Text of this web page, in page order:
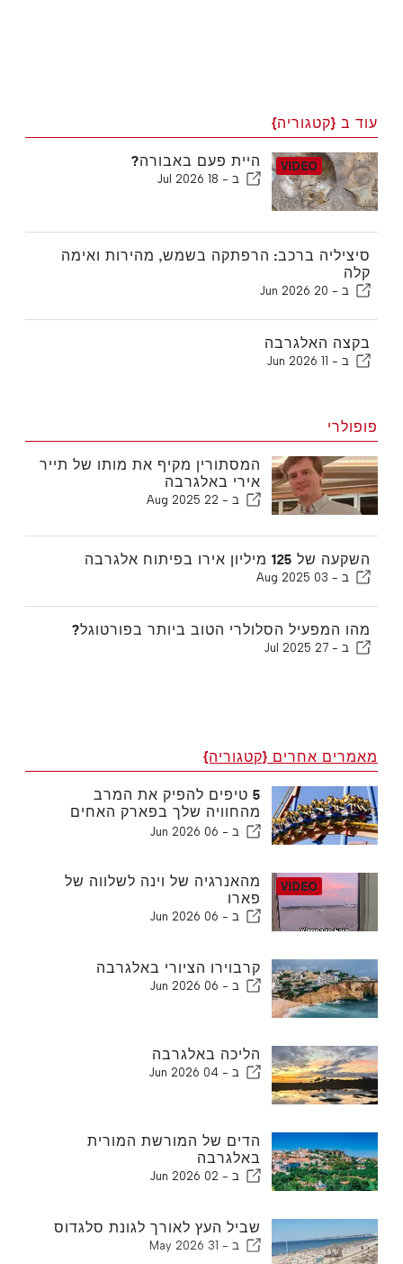
עוד ב {קטגוריה}
היית פעם באבורה?
ב - 18 Jul 2026
סיציליה ברכב: הרפתקה בשמש, מהירות ואימה
קלה
ב - 20 Jun 2026
בקצה האלגרבה
ב - 11 Jun 2026
פופולרי
המסתורין מקיף את מותו של תייר
אירי באלגרבה
ב - 22 Aug 2025
השקעה של 125 מיליון אירו בפיתוח אלגרבה
ב - 03 Aug 2025
מהו המפעיל הסלולרי הטוב ביותר בפורטוגל?
ב - 27 Jul 2025
מאמרים אחרים {קטגוריה}
5 טיפים להפיק את המרב
מהחוויה שלך בפארק האחים
וורנר מדריד
ב - 06 Jun 2026
מהאנרגיה של וינה לשלווה של
פארו
ב - 06 Jun 2026
קרבוירו הציורי באלגרבה
ב - 06 Jun 2026
הליכה באלגרבה
ב - 04 Jun 2026
הדים של המורשת המורית
באלגרבה
ב - 02 Jun 2026
שביל העץ לאורך לגונת סלגדוס
ב - 31 May 2026